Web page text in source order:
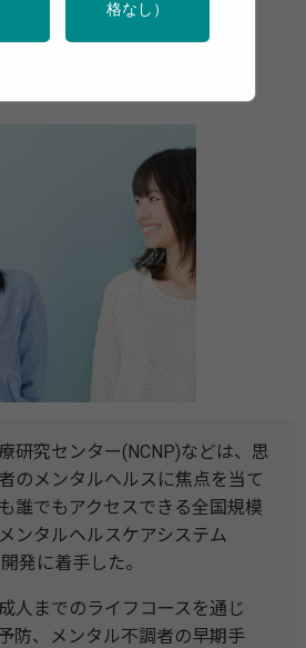
女性の健康 学校保健
研究センター(NCNP)などは、思
のメンタルヘルスに焦点を当て
誰でもアクセスできる全国規模
ンタルヘルスケアシステム
発に着手した。
人までのライフコースを通じ
防、メンタル不調者の早期手
格なし）